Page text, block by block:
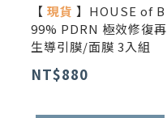
【 現貨 】HOUSE of B
99% PDRN 極效修復再
生導引膜/面膜 3入組
NT$880